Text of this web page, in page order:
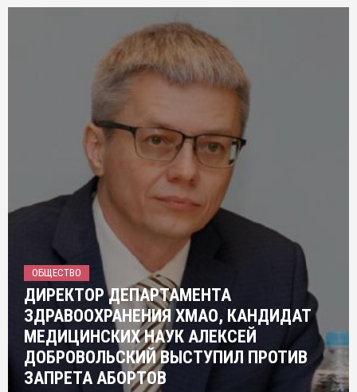
ОБЩЕСТВО
ДИРЕКТОР ДЕПАРТАМЕНТА
ЗДРАВООХРАНЕНИЯ ХМАО, КАНДИДАТ
МЕДИЦИНСКИХ НАУК АЛЕКСЕЙ
ДОБРОВОЛЬСКИЙ ВЫСТУПИЛ ПРОТИВ
ЗАПРЕТА АБОРТОВ